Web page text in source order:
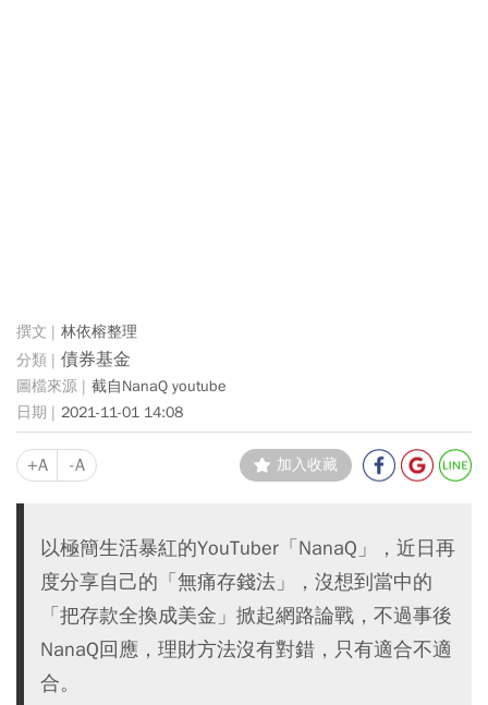
林依榕整理
債券基金
截自NanaQ youtube
2021-11-01 14:08
+A -A 加入收藏
以極簡生活暴紅的YouTuber「NanaQ」，近日再
度分享自己的「無痛存錢法」，沒想到當中的
「把存款全換成美金」掀起網路論戰，不過事後
NanaQ回應，理財方法沒有對錯，只有適合不適
合。